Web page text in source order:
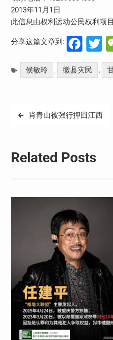
2013年11月1日
此信息由权利运动公民权利项
分享这篇文章到:
侯敏玲 , 徽县灾民 ,
文
航
肖青山被强行押回江西
Related Posts